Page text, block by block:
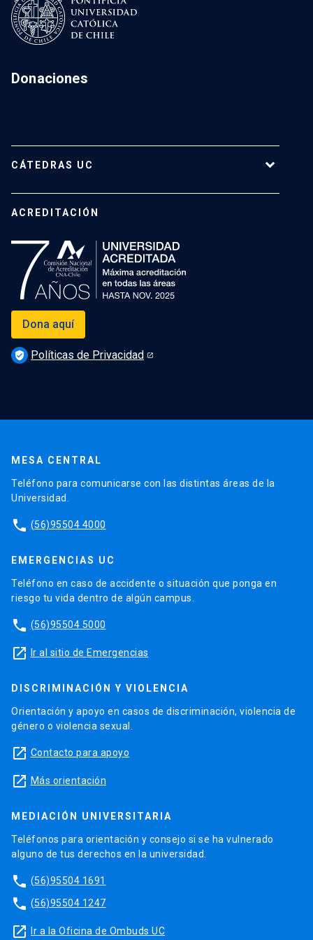
Electromovilidad
Eficiencia energética
Donaciones
CÁTEDRAS UC
ACREDITACIÓN
Dona aquí
verified_user Políticas de Privacidad
MESA CENTRAL
Teléfono para comunicarse con las distintas áreas de la
Universidad.
phone (56)95504 4000
EMERGENCIAS UC
Teléfono en caso de accidente o situación que ponga en
riesgo tu vida dentro de algún campus.
phone (56)95504 5000
launch Ir al sitio de Emergencias
DISCRIMINACIÓN Y VIOLENCIA
Orientación y apoyo en casos de discriminación, violencia de
género o violencia sexual.
launch Contacto para apoyo
launch Más orientación
MEDIACIÓN UNIVERSITARIA
Teléfonos para orientación y consejo si se ha vulnerado
alguno de tus derechos en la universidad.
phone (56)95504 1691
phone (56)95504 1247
launch Ir a la Oficina de Ombuds UC